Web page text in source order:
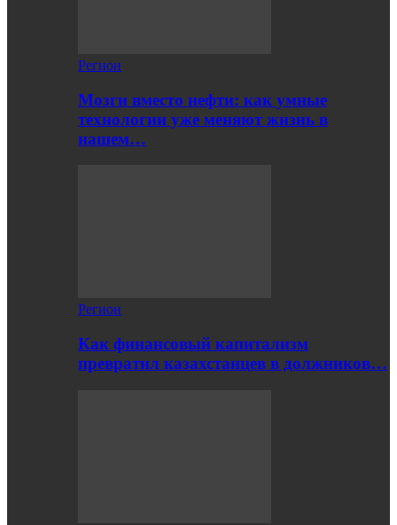
Регион
Мозги вместо нефти: как умные
технологии уже меняют жизнь в
нашем…
Регион
Как финансовый капитализм
превратил казахстанцев в должников…